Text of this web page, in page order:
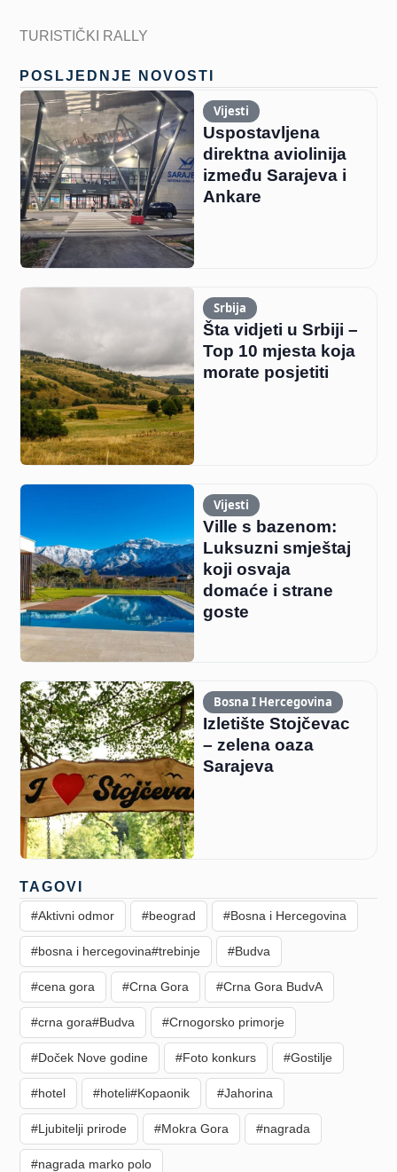
TURISTIČKI RALLY
POSLJEDNJE NOVOSTI
Vijesti
Uspostavljena
direktna aviolinija
između Sarajeva i
Ankare
Srbija
Šta vidjeti u Srbiji –
Top 10 mjesta koja
morate posjetiti
Vijesti
Ville s bazenom:
Luksuzni smještaj
koji osvaja
domaće i strane
goste
Bosna I Hercegovina
Izletište Stojčevac
– zelena oaza
Sarajeva
TAGOVI
#Aktivni odmor #beograd #Bosna i Hercegovina
#bosna i hercegovina#trebinje #Budva
#cena gora #Crna Gora #Crna Gora BudvA
#crna gora#Budva #Crnogorsko primorje
#Doček Nove godine #Foto konkurs #Gostilje
#hotel #hoteli#Kopaonik #Jahorina
#Ljubitelji prirode #Mokra Gora #nagrada
#nagrada marko polo